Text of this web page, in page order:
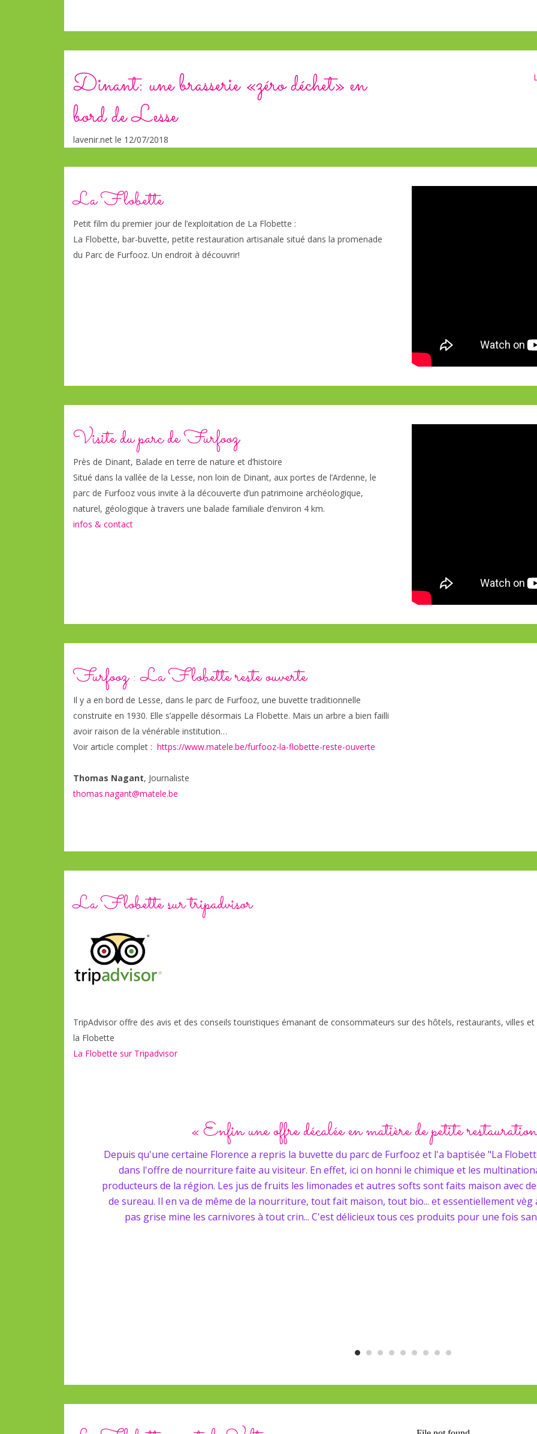
Dinant: une brasserie «zéro déchet» en
bord de Lesse
lavenir.net le 12/07/2018
La Flobette
Petit film du premier jour de l’exploitation de La Flobette :
La Flobette, bar-buvette, petite restauration artisanale situé dans la promenade
du Parc de Furfooz. Un endroit à découvrir!
Visite du parc de Furfooz
Près de Dinant, Balade en terre de nature et d’histoire
Situé dans la vallée de la Lesse, non loin de Dinant, aux portes de l’Ardenne, le
parc de Furfooz vous invite à la découverte d’un patrimoine archéologique,
naturel, géologique à travers une balade familiale d’environ 4 km.
infos & contact
Furfooz : La Flobette reste ouverte
Il y a en bord de Lesse, dans le parc de Furfooz, une buvette traditionnelle
construite en 1930. Elle s’appelle désormais La Flobette. Mais un arbre a bien failli
avoir raison de la vénérable institution…
Voir article complet : https://www.matele.be/furfooz-la-flobette-reste-ouverte
Thomas Nagant, Journaliste
thomas.nagant@matele.be
La Flobette sur tripadvisor
TripAdvisor offre des avis et des conseils touristiques émanant de consommateurs sur des hôtels, restaurants, villes
la Flobette
La Flobette sur Tripadvisor
« Enfin une offre décalée en matière de petite
Depuis qu'une certaine Florence a repris la buvette du parc de Furfooz et l'a baptisée "La
dans l'offre de nourriture faite au visiteur. En effet, ici on honni le chimique et les
producteurs de la région. Les jus de fruits les limonades et autres softs sont faits maison avec
de sureau. Il en va de même de la nourriture, tout fait maison, tout bio... et essentiellement
pas grise mine les carnivores à tout crin... C'est délicieux tous ces produits pour une fois